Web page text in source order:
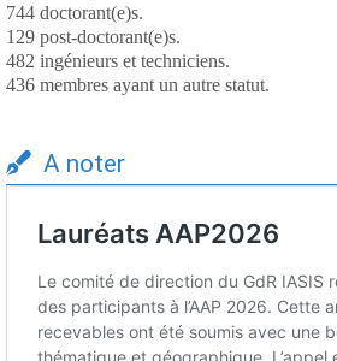
744 doctorant(e)s.
129 post-doctorant(e)s.
482 ingénieurs et techniciens.
436 membres ayant un autre statut.
A noter